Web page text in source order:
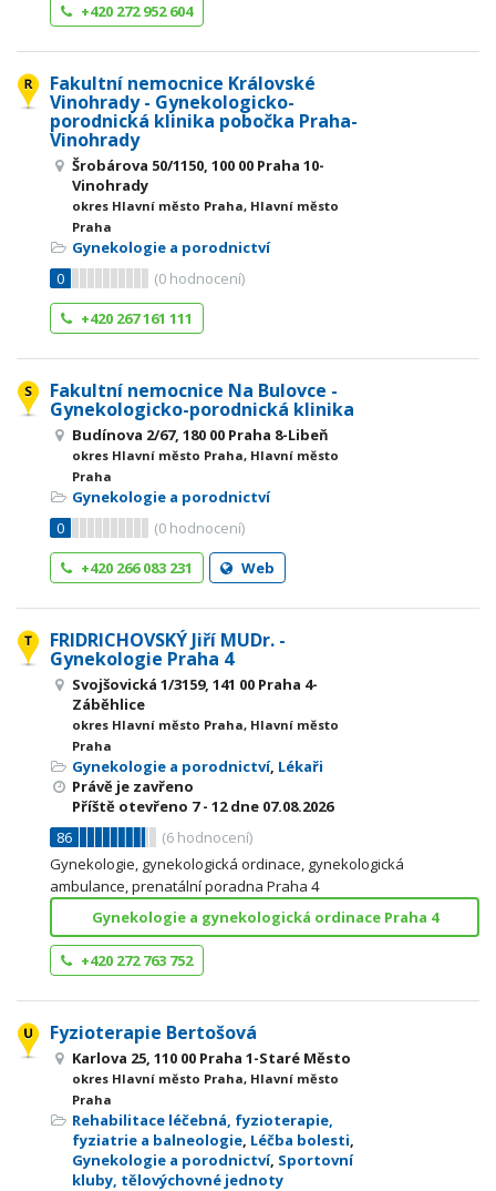
+420 272 952 604
Fakultní nemocnice Královské
Vinohrady - Gynekologicko-
porodnická klinika pobočka Praha-
Vinohrady
Šrobárova 50/1150, 100 00 Praha 10-
Vinohrady
okres Hlavní město Praha, Hlavní město
Praha
Gynekologie a porodnictví
0
(0 hodnocení)
+420 267 161 111
Fakultní nemocnice Na Bulovce -
Gynekologicko-porodnická klinika
Budínova 2/67, 180 00 Praha 8-Libeň
okres Hlavní město Praha, Hlavní město
Praha
Gynekologie a porodnictví
0
(0 hodnocení)
+420 266 083 231
Web
FRIDRICHOVSKÝ Jiří MUDr. -
Gynekologie Praha 4
Svojšovická 1/3159, 141 00 Praha 4-
Záběhlice
okres Hlavní město Praha, Hlavní město
Praha
Gynekologie a porodnictví, Lékaři
Právě je zavřeno
Příště otevřeno 7 - 12dne 07.08.2026
86
(6 hodnocení)
Gynekologie, gynekologická ordinace, gynekologická
ambulance, prenatální poradna Praha 4
Gynekologie a gynekologická ordinace Praha 4
+420 272 763 752
Fyzioterapie Bertošová
Karlova 25, 110 00 Praha 1-Staré Město
okres Hlavní město Praha, Hlavní město
Praha
Rehabilitace léčebná, fyzioterapie,
fyziatrie a balneologie, Léčba bolesti,
Gynekologie a porodnictví, Sportovní
kluby, tělovýchovné jednoty